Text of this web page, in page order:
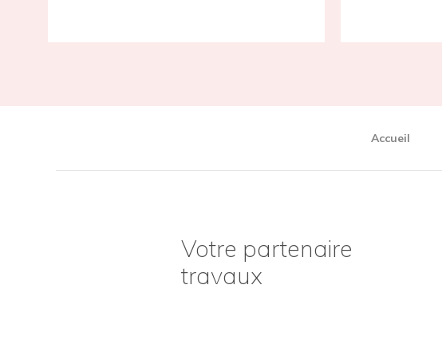
Accueil
Votre partenaire
travaux